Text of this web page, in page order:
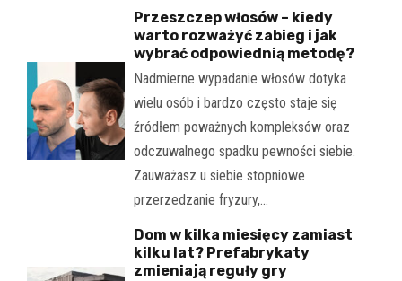
Przeszczep włosów – kiedy
warto rozważyć zabieg i jak
wybrać odpowiednią metodę?
Nadmierne wypadanie włosów dotyka
wielu osób i bardzo często staje się
źródłem poważnych kompleksów oraz
odczuwalnego spadku pewności siebie.
Zauważasz u siebie stopniowe
przerzedzanie fryzury,…
Dom w kilka miesięcy zamiast
kilku lat? Prefabrykaty
zmieniają reguły gry